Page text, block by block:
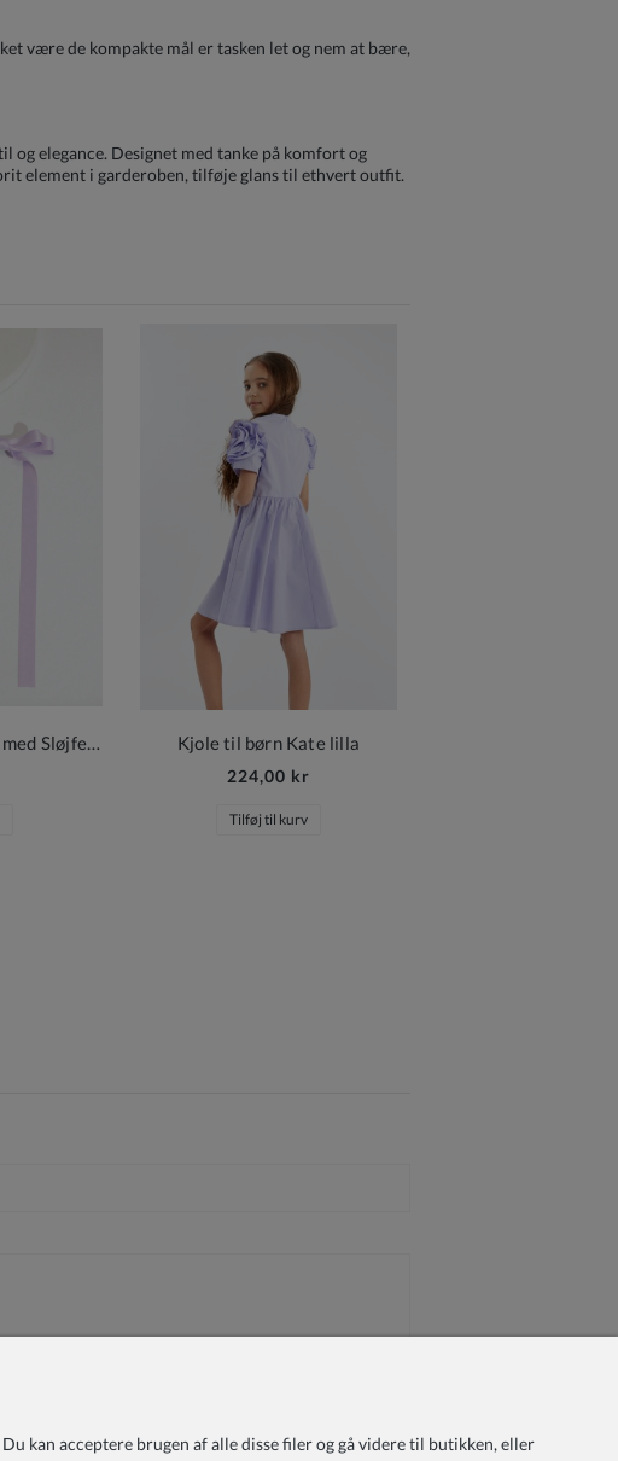
være de kompakte mål er tasken let og nem at bære,
elegance. Designet med tanke på komfort og
element i garderoben, tilføje glans til ethvert outfit.
Lavendel Hårspænder med Sløjfer til Piger Kjole til børn Kate lilla
224,00 kr
Tilføj til kurv
kan acceptere brugen af alle disse filer og gå videre til butikken, eller